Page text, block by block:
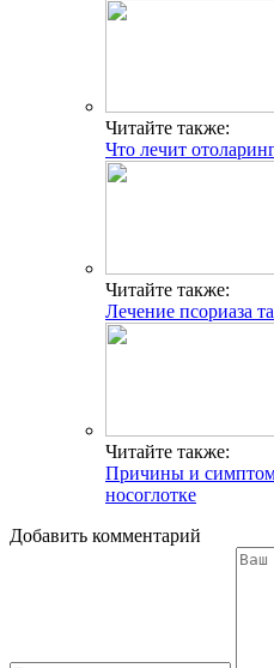
Читайте также:
Что лечит
Читайте также:
Лечение псориаза
Читайте также:
Причины и
носоглотке
Добавить комментарий